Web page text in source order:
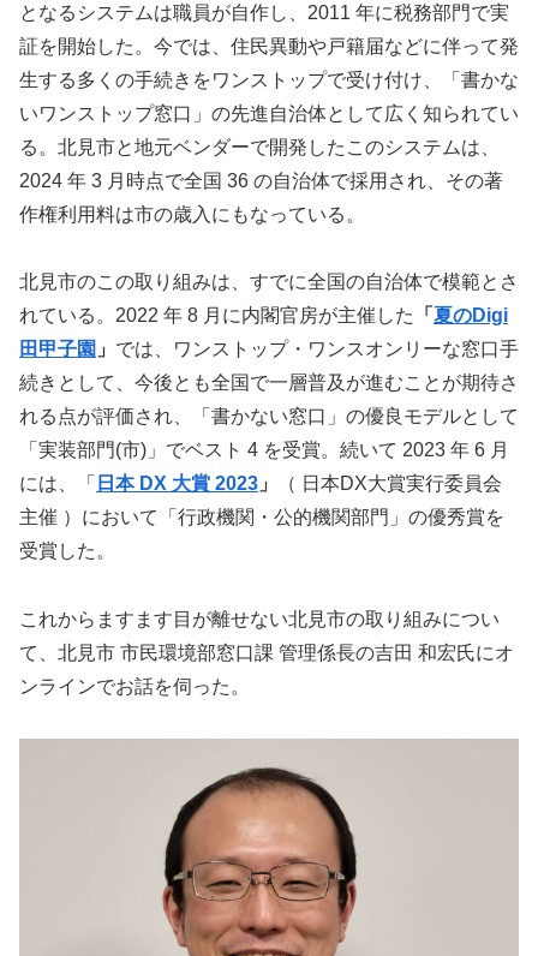
となるシステムは職員が自作し、2011 年に税務部門で実
証を開始した。今では、住民異動や戸籍届などに伴って発
生する多くの手続きをワンストップで受け付け、「書かな
いワンストップ窓口」の先進自治体として広く知られてい
る。北見市と地元ベンダーで開発したこのシステムは、
2024 年 3 月時点で全国 36 の自治体で採用され、その著
作権利用料は市の歳入にもなっている。
北見市のこの取り組みは、すでに全国の自治体で模範とさ
れている。2022 年 8 月に内閣官房が主催した
「 夏のDigi
田甲子園 」 では、ワンストップ・ワンスオンリーな窓口手
続きとして、今後とも全国で一層普及が進むことが期待さ
れる点が評価され、「書かない窓口」の優良モデルとして
「実装部門(市)」でベスト 4 を受賞。続いて 2023 年 6 月
には、「 日本 DX 大賞 2023 」
（ 日本DX大賞実行委員会
主催 ）において「行政機関・公的機関部門」の優秀賞を
受賞した。
これからますます目が離せない北見市の取り組みについ
て、北見市 市民環境部窓口課 管理係長の吉田 和宏氏にオ
ンラインでお話を伺った。